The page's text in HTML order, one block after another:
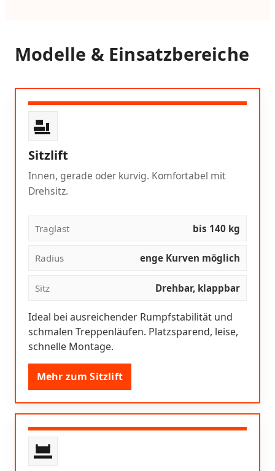
Modelle & Einsatzbereiche
Sitzlift
Innen, gerade oder kurvig. Komfortabel mit
Drehsitz.
Traglast bis 140 kg
Radius enge Kurven möglich
Sitz Drehbar, klappbar
Ideal bei ausreichender Rumpfstabilität und
schmalen Treppenläufen. Platzsparend, leise,
schnelle Montage.
Mehr zum Sitzlift